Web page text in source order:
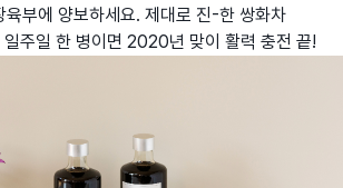
육부에 양보하세요. 제대로 진-한 쌍화차
주일 한 병이면 2020년 맞이 활력 충전 끝!